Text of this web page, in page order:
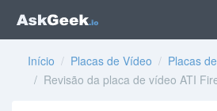
Início / Placas de Vídeo / Placas
/ Revisão da placa de vídeo ATI